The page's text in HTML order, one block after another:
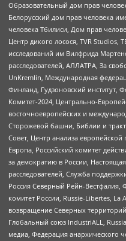
Образовательный дом прав
Белорусский дом прав человека
человека Тбилиси, Дом прав
Центр дикого лосося, TVR Studios,
исследований им Вилфрида
расследователей, АЛЛАТРА, За
UnKremlin, Международная
Финланд, Гудзоновский институт,
Комитет-2024, Центрально-
восточноевропейских и
Сторожевой башни, Библии и
Совет, Центр анализа европейской
Европа, Российский комитет
за демократию в России,
расследователей, Служба
Россия Северный Рейн-
комитет России, Russie-Libertes, La
возвращение Северных
Глобальный союз IndustriALL,
медиа, Федерация анархического